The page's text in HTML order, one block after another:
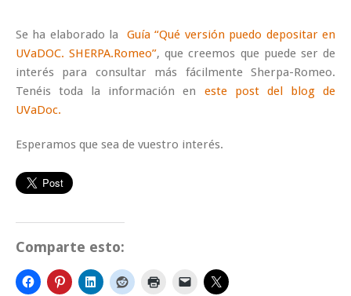
Se ha elaborado la Guía “Qué versión puedo depositar en
UVaDOC. SHERPA.Romeo”, que creemos que puede ser de
interés para consultar más fácilmente Sherpa-Romeo.
Tenéis toda la información en este post del blog de
UVaDoc.
Esperamos que sea de vuestro interés.
Comparte esto: